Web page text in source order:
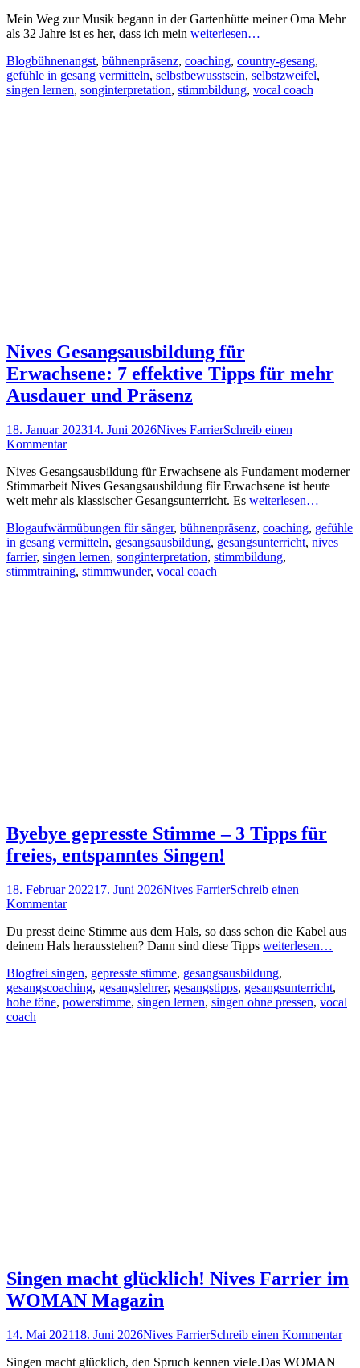
Mein Weg zur Musik begann in der Gartenhütte meiner Oma Mehr
als 32 Jahre ist es her, dass ich mein weiterlesen…
Kategorien
BlogSchlagworte
bühnenangst, bühnenpräsenz, coaching, country-gesang,
gefühle in gesang vermitteln, selbstbewusstsein, selbstzweifel,
singen lernen, songinterpretation, stimmbildung, vocal coach
Nives Gesangsausbildung für
Erwachsene: 7 effektive Tipps für mehr
Ausdauer und Präsenz
Posted
on
18. Januar 202314. Juni 2026Autor
Nives FarrierSchreib einen
Kommentar
Nives Gesangsausbildung für Erwachsene als Fundament moderner
Stimmarbeit Nives Gesangsausbildung für Erwachsene ist heute
weit mehr als klassischer Gesangsunterricht. Es weiterlesen…
Kategorien
BlogSchlagworte
aufwärmübungen für sänger, bühnenpräsenz, coaching, gefühle
in gesang vermitteln, gesangsausbildung, gesangsunterricht, nives
farrier, singen lernen, songinterpretation, stimmbildung,
stimmtraining, stimmwunder, vocal coach
Byebye gepresste Stimme – 3 Tipps für
freies, entspanntes Singen!
Posted
on
18. Februar 202217. Juni 2026Autor
Nives FarrierSchreib einen
Kommentar
Du presst deine Stimme aus dem Hals, so dass schon die Kabel aus
deinem Hals herausstehen? Dann sind diese Tipps weiterlesen…
Kategorien
BlogSchlagworte
frei singen, gepresste stimme, gesangsausbildung,
gesangscoaching, gesangslehrer, gesangstipps, gesangsunterricht,
hohe töne, powerstimme, singen lernen, singen ohne pressen, vocal
coach
Singen macht glücklich! Nives Farrier im
WOMAN Magazin
Posted
14. Mai 202118. Juni 2026Autor
Nives FarrierSchreib einen Kommentar
Singen macht glücklich, den Spruch kennen viele.Das WOMAN